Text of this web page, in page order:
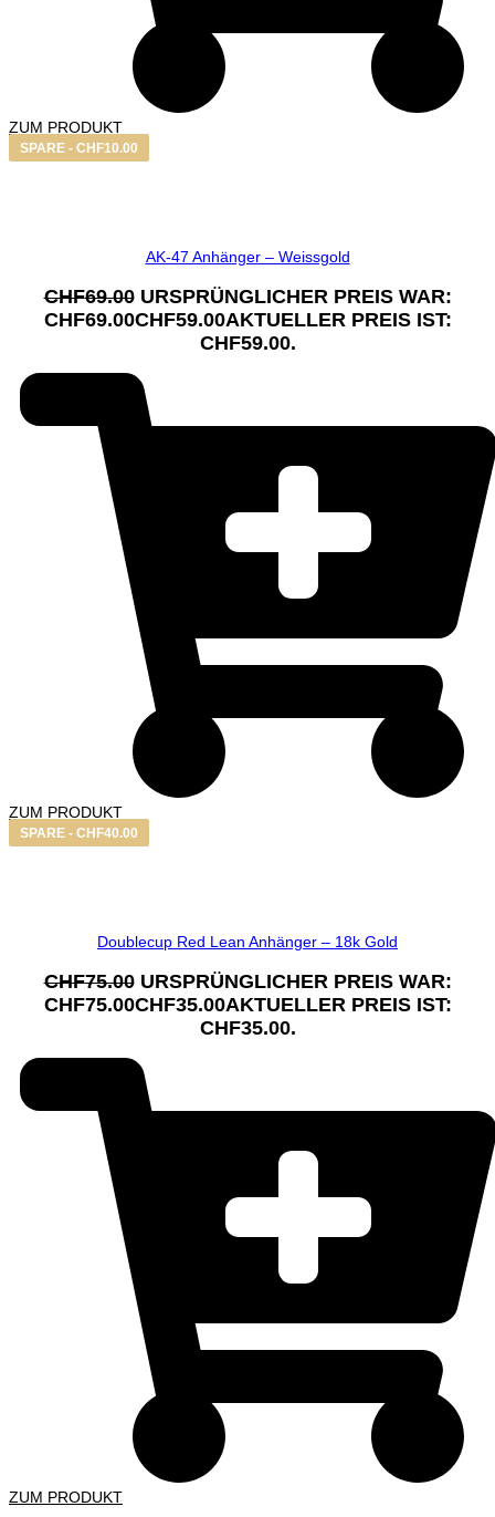
ZUM PRODUKT
SPARE - CHF10.00
AK-47 Anhänger – Weissgold
CHF69.00 URSPRÜNGLICHER PREIS WAR:
CHF69.00CHF59.00AKTUELLER PREIS IST:
CHF59.00.
ZUM PRODUKT
SPARE - CHF40.00
Doublecup Red Lean Anhänger – 18k Gold
CHF75.00 URSPRÜNGLICHER PREIS WAR:
CHF75.00CHF35.00AKTUELLER PREIS IST:
CHF35.00.
ZUM PRODUKT